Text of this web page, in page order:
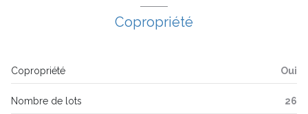
exposition Nord-SudCopropriété
Copropriété Oui
Nombre de lots 26